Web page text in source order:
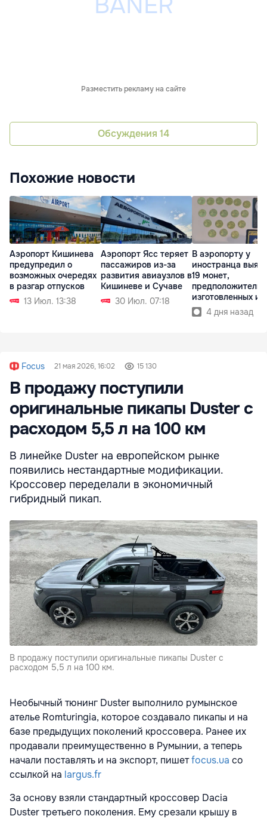
Разместить рекламу на сайте
Обсуждения 14
Похожие новости
Аэропорт Кишинева
предупредил о
возможных очередях
в разгар отпусков
13 Июл. 13:38
Аэропорт Ясс теряет
пассажиров из-за
развития авиаузлов в
Кишиневе и Сучаве
30 Июл. 07:18
В аэропорту у
иностранца
19 монет,
изготовленных из
золота4 дня назад
Focus 21 мая 2026, 16:02 15 130
В продажу поступили
оригинальные пикапы Duster с
расходом 5,5 л на 100 км
В линейке Duster на европейском рынке
появились нестандартные модификации.
Кроссовер переделали в экономичный
гибридный пикап.
В продажу поступили оригинальные пикапы Duster с
расходом 5,5 л на 100 км.
Необычный тюнинг Duster выполнило румынское
ателье Romturingia, которое создавало пикапы и на
базе предыдущих поколений кроссовера. Ранее их
продавали преимущественно в Румынии, а теперь
начали поставлять и на экспорт, пишетfocus.ua со
ссылкой на largus.fr
За основу взяли стандартный кроссовер Dacia
Duster третьего поколения. Ему срезали крышу в